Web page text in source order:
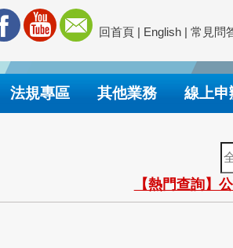
回首頁 | English | 常見問
法規專區 其他業務 線上申
全
站
檢
索
【熱門查詢】